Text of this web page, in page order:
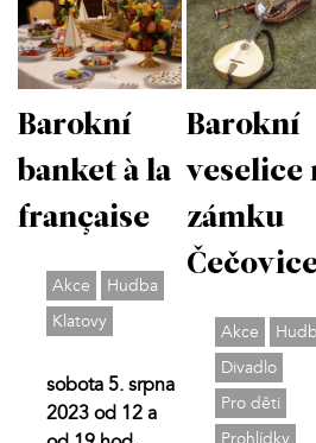
Barokní
banket à la
française
Akce
Hudba
Klatovy
sobota 5. srpna
2023 od 12 a
Barokní
veselice
zámku
Akce
Divadlo
Pro děti